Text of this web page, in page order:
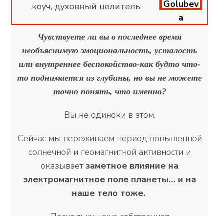
коуч, духовный целитель
Чувствуете ли вы в последнее время
необъяснимую эмоциональность, усталость
или внутреннее беспокойство-как будто что-
то поднимается из глубины, но вы не можете
точно понять, что именно?
Вы не одиноки в этом.
Сейчас мы переживаем период повышенной
солнечной и геомагнитной активности и
оказываетзаметное влияние на
электромагнитное поле планеты… и на
наше тело тоже.